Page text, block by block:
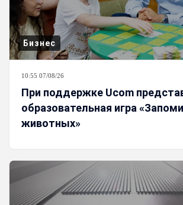
Бизнес
10:55 07/08/26
При поддержке Ucom
образовательная игра
животных»